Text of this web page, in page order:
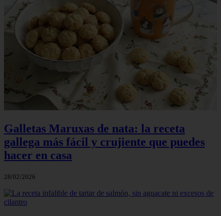
Galletas Maruxas de nata: la receta
gallega más fácil y crujiente que puedes
hacer en casa
28/02/2026